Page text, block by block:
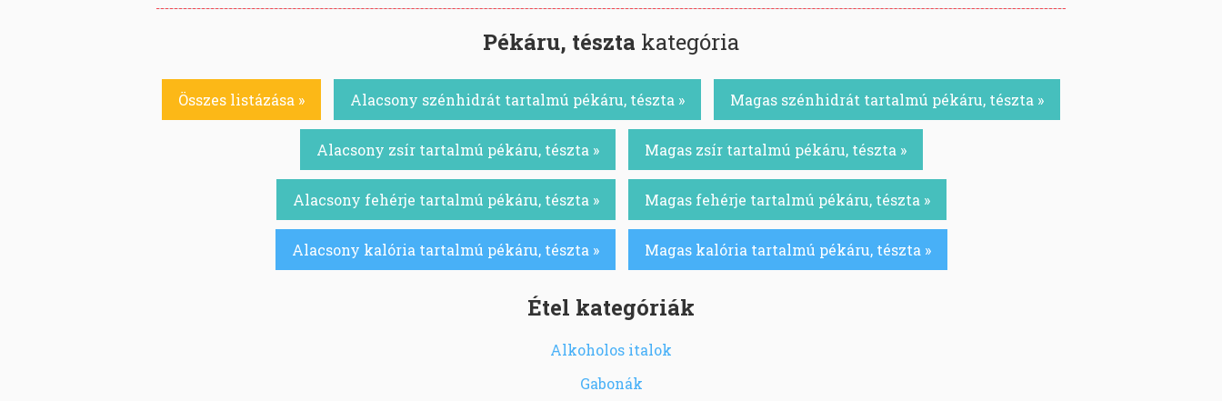
Pékáru, tészta kategória
Összes listázása » Alacsony szénhidrát tartalmú pékáru, tészta » Magas szénhidrát tartalmú pékáru, tészta »
Alacsony zsír tartalmú pékáru, tészta » Magas zsír tartalmú pékáru, tészta »
Alacsony fehérje tartalmú pékáru, tészta » Magas fehérje tartalmú pékáru, tészta »
Alacsony kalória tartalmú pékáru, tészta » Magas kalória tartalmú pékáru, tészta »
Étel kategóriák
Alkoholos italok
Gabonák